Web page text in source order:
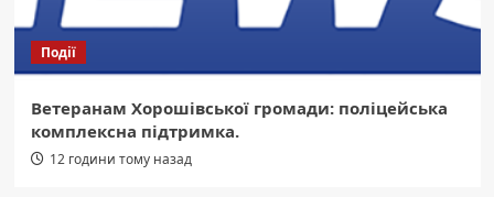
Події
Ветеранам Хорошівської громади: поліцейська
комплексна підтримка.
12 години тому назад